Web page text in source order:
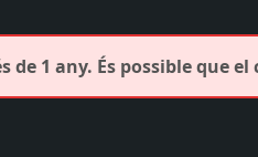
de 1 any. És possible que